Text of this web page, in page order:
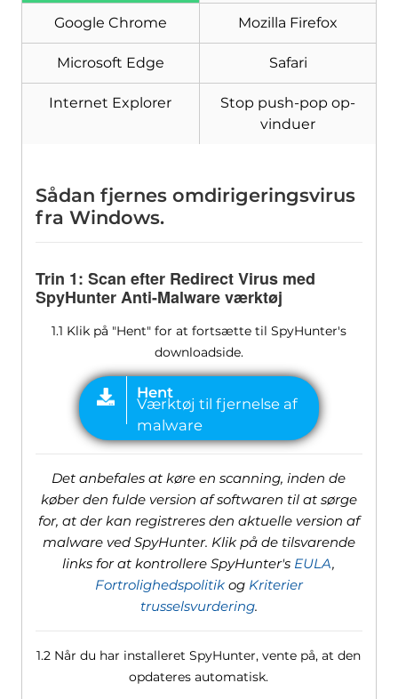
Google Chrome Mozilla Firefox
Microsoft Edge Safari
Internet Explorer
Stop push-pop op-
vinduer
Sådan fjernes omdirigeringsvirus
fra Windows.
Trin 1: Scan efter Redirect Virus med
SpyHunter Anti-Malware værktøj
1.1 Klik på "Hent" for at fortsætte til SpyHunter's
downloadside.
Det anbefales at køre en scanning, inden de
køber den fulde version af softwaren til at sørge
for, at der kan registreres den aktuelle version af
malware ved SpyHunter. Klik på de tilsvarende
links for at kontrollere SpyHunter's EULA,
Fortrolighedspolitikog Kriterier
trusselsvurdering.
1.2 Når du har installeret SpyHunter, vente på, at den
opdateres automatisk.